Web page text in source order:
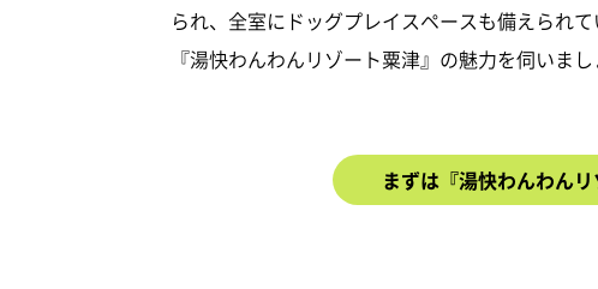
られ、全室にドッグプレイスペースも備えられ
『湯快わんわんリゾート粟津』の魅力を伺いまし
まずは『湯快わんわん